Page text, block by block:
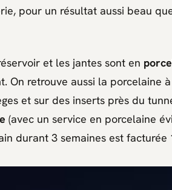
pour un résultat aussi beau
et les jantes sont en
On retrouve aussi la porcelaine
et sur des inserts près du
(avec un service en porcelaine
durant 3 semaines est facturée